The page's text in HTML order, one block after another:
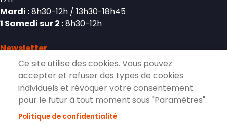
Mardi :8h30-12h / 13h30-18h45
1 Samedi sur 2 :8h30-12h
Newsletter
S'inscrire à la lettre d'information de
Pierrelaye
Ce site utilise des cookies. Vous pouvez
accepter et refuser des types de cookies
individuels et révoquer votre consentement
pour le futur à tout moment sous "Paramètres".
Politique de confidentialité